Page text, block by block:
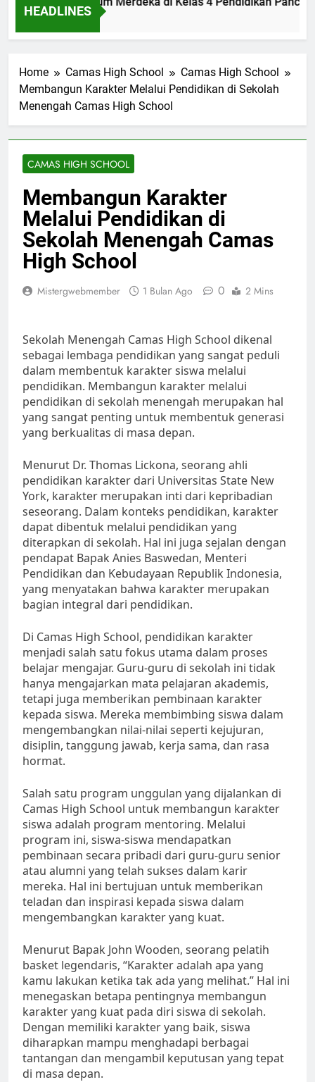
HEADLINES
Home Camas High School
Camas High School
Membangun Karakter Melalui Pendidikan di Sekolah
Menengah Camas High School
CAMAS HIGH SCHOOL
Membangun Karakter
Melalui Pendidikan di
Sekolah Menengah Camas
High School
Mistergwebmember 1 Bulan Ago 0 2 Mins
Sekolah Menengah Camas High School dikenal
sebagai lembaga pendidikan yang sangat peduli
dalam membentuk karakter siswa melalui
pendidikan. Membangun karakter melalui
pendidikan di sekolah menengah merupakan hal
yang sangat penting untuk membentuk generasi
yang berkualitas di masa depan.
Menurut Dr. Thomas Lickona, seorang ahli
pendidikan karakter dari Universitas State New
York, karakter merupakan inti dari kepribadian
seseorang. Dalam konteks pendidikan, karakter
dapat dibentuk melalui pendidikan yang
diterapkan di sekolah. Hal ini juga sejalan dengan
pendapat Bapak Anies Baswedan, Menteri
Pendidikan dan Kebudayaan Republik Indonesia,
yang menyatakan bahwa karakter merupakan
bagian integral dari pendidikan.
Di Camas High School, pendidikan karakter
menjadi salah satu fokus utama dalam proses
belajar mengajar. Guru-guru di sekolah ini tidak
hanya mengajarkan mata pelajaran akademis,
tetapi juga memberikan pembinaan karakter
kepada siswa. Mereka membimbing siswa dalam
mengembangkan nilai-nilai seperti kejujuran,
disiplin, tanggung jawab, kerja sama, dan rasa
hormat.
Salah satu program unggulan yang dijalankan di
Camas High School untuk membangun karakter
siswa adalah program mentoring. Melalui
program ini, siswa-siswa mendapatkan
pembinaan secara pribadi dari guru-guru senior
atau alumni yang telah sukses dalam karir
mereka. Hal ini bertujuan untuk memberikan
teladan dan inspirasi kepada siswa dalam
mengembangkan karakter yang kuat.
Menurut Bapak John Wooden, seorang pelatih
basket legendaris, “Karakter adalah apa yang
kamu lakukan ketika tak ada yang melihat.” Hal ini
menegaskan betapa pentingnya membangun
karakter yang kuat pada diri siswa di sekolah.
Dengan memiliki karakter yang baik, siswa
diharapkan mampu menghadapi berbagai
tantangan dan mengambil keputusan yang tepat
di masa depan.